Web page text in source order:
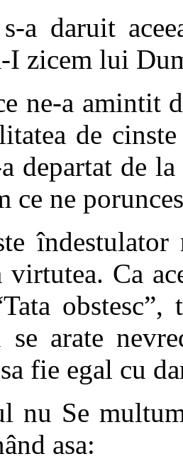
a daruit
zicem lui
ne-a amintit
de
departat de
ce ne
îndestulator
virtutea. Ca
arate
fie egal cu
nu Se
asa: